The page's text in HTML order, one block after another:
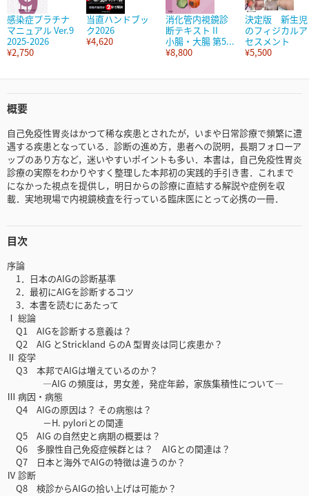
感染症プラチナ
マニュアル Ver.9
2025-2026
¥2,750
当直ハンドブッ
ク2026
¥4,620
消化管内視鏡診
断テキスト II
小腸・大腸 第5...
¥8,800
決定版 新生児
のフィジカルア
セスメント
¥5,500
概要
自己免疫性胃炎はかつて稀な疾患とされたが，いまや日常診療で頻繁に遭
遇する疾患となっている．診断の進め方，患者への説明，長期フォローア
ップのあり方など，迷いやすいポイントも多い．本書は，自己免疫性胃炎
診療の実際をわかりやすく整理した本邦初の実践的手引き書．これまで
になかった視点を提供し，明日からの診療に直結する解説や症例を収
載．実地現場で内視鏡検査を行っている臨床医にとって必携の一冊．
目次
序論
1．日本のAIGの診断基準
2．最初にAIGを診断するコツ
3．本書を読むにあたって
Ⅰ 総論
Q1 AIGを診断する意義は？
Q2 AIG とStrickland らのA 型胃炎は同じ疾患か？
Ⅱ 疫学
Q3 本邦でAIGは増えているのか？
―AIG の頻度は，男女差，発症年齢，家族集積性について―
Ⅲ 病因・病態
Q4 AIGの原因は？ その病態は？
－H. pyloriとの関連
Q5 AIG の自然史と病期の概要は？
Q6 多腺性自己免疫症候群とは？ AIGとの関連は？
Q7 日本と海外でAIGの特徴は違うのか？
Ⅳ 診断
Q8 検診からAIGの拾い上げは可能か？